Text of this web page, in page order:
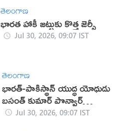
తెలంగాణ
భారత హాకీ జట్టుకు కొత్త జెర్సీ
Jul 30, 2026, 09:07 IST
తెలంగాణ
భార‌త్‌-పాకిస్థాన్ యుద్ధ యోధుడు
బ‌సంత్ కుమార్ పొన్వార్‌
క‌న్నుమూత‌
Jul 30, 2026, 09:07 IST